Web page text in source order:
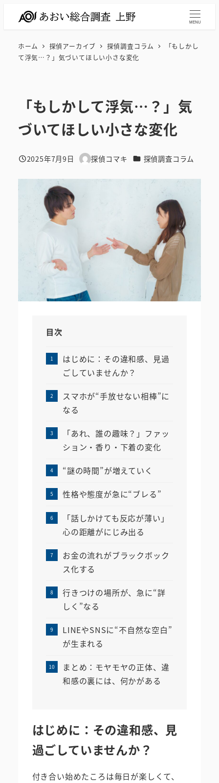
MENU
ホーム 探偵アーカイブ 探偵調査コラム
「もしかし
て浮気…？」気づいてほしい小さな変化
「もしかして浮気…？」気
づいてほしい小さな変化
投稿日
2025年7月9日
著
探偵コマキ カテゴリー
探偵調査コラム
目次
はじめに：その違和感、見過
ごしていませんか？
スマホが“手放せない相棒”に
なる
「あれ、誰の趣味？」ファッ
ション・香り・下着の変化
“謎の時間”が増えていく
性格や態度が急に“ブレる”
「話しかけても反応が薄い」
心の距離がにじみ出る
お金の流れがブラックボック
ス化する
行きつけの場所が、急に“詳
しく”なる
LINEやSNSに“不自然な空白”
が生まれる
まとめ：モヤモヤの正体、違
和感の裏には、何かがある
はじめに：その違和感、見
過ごしていませんか？
付き合い始めたころは毎日が楽しくて、